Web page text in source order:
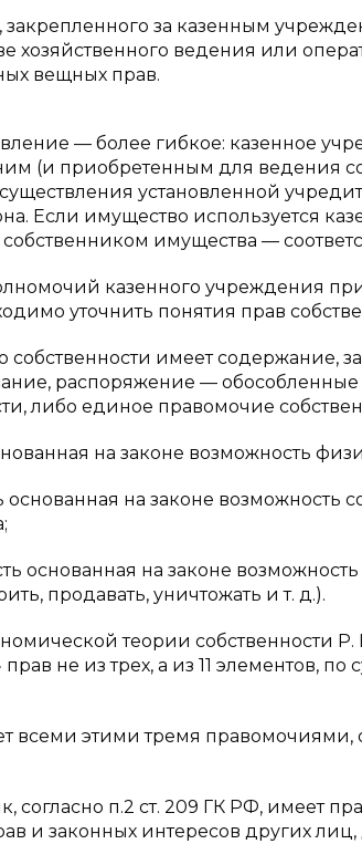
за казенным
хозяйственного ведения или
вещных прав.
— более гибкое: казенное
(и приобретенным для ведения
установленной
Если имущество используется
собственником имущества —
казенного учреждения
уточнить понятия прав
собственности имеет содержание,
распоряжение —
либо единое правомочие
на законе возможность
основанная на законе возможность
основанная на законе
продавать, уничтожать и т. д.).
теории собственности
прав не из трех, а из 11 элементов,
всеми этими тремя правомочиями,
согласно п.2 ст. 209 ГК РФ, имеет
и законных интересов других